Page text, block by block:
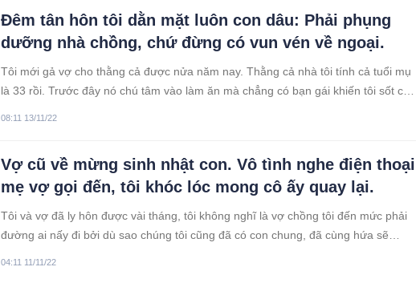
Đêm tân hôn tôi dằn mặt luôn con dâu: Phải phụng
dưỡng nhà chồng, chứ đừng có vun vén về ngoại.
Tôi mới gả vợ cho thằng cả được nửa năm nay. Thằng cả nhà tôi tính cả tuổi mụ
là 33 rồi. Trước đây nó chú tâm vào làm ăn mà chẳng có bạn gái khiến tôi sốt cả
08:11 13/11/22
Vợ cũ về mừng sinh nhật con. Vô tình nghe điện thoại
mẹ vợ gọi đến, tôi khóc lóc mong cô ấy quay lại.
Tôi và vợ đã ly hôn được vài tháng, tôi không nghĩ là vợ chồng tôi đến mức phải
đường ai nấy đi bởi dù sao chúng tôi cũng đã có con chung, đã cùng hứa sẽ
04:11 11/11/22